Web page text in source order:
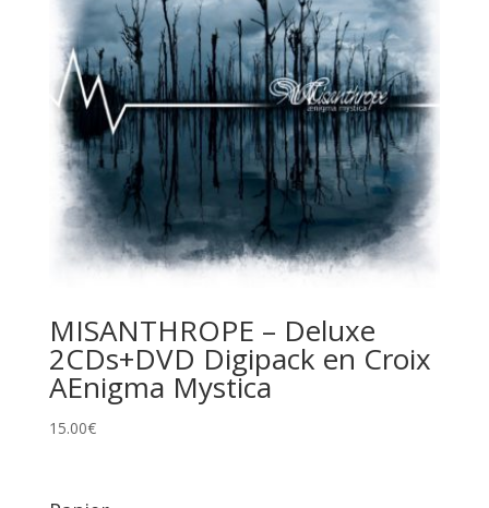
MISANTHROPE – Deluxe
2CDs+DVD Digipack en Croix
AEnigma Mystica
15.00€